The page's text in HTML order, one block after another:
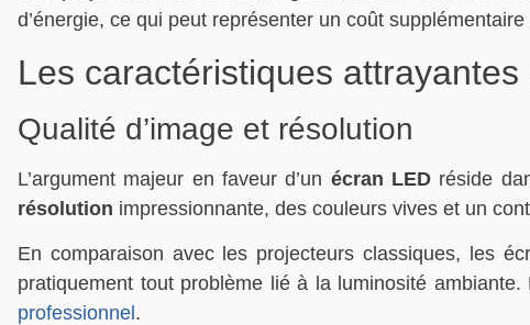
d’énergie, ce qui peut représenter un coût
Les caractéristiques attrayantes
Qualité d’image et résolution
L’argument majeur en faveur d’un écran LED réside
résolution impressionnante, des couleurs vives et un
En comparaison avec les projecteurs classiques, les
pratiquement tout problème lié à la luminosité
professionnel.